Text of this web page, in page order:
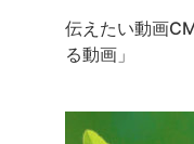
伝えたい動画
る動画」